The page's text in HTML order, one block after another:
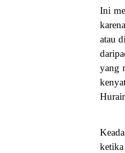
Ini
atau
yang